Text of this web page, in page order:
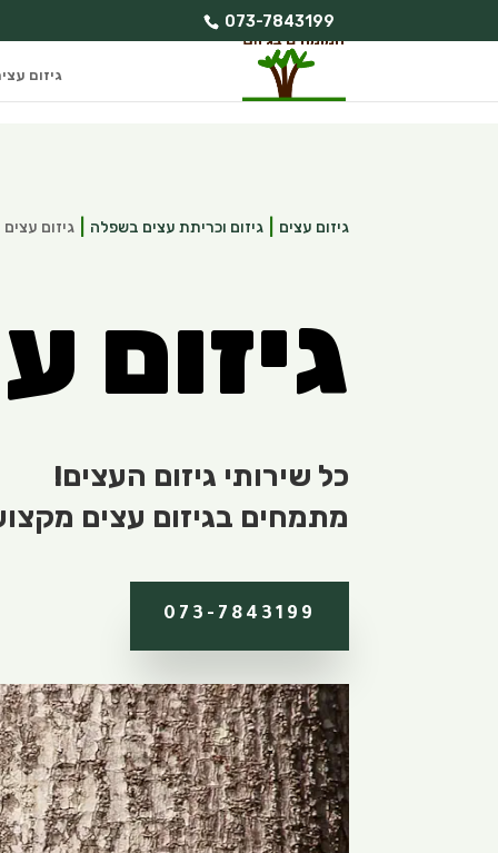
073-7843199
גיזום
גיזום עצים גיזום וכריתת עצים בשפלה גיזום
גיזום
כל שירותי גיזום העצים!
מתמחים בגיזום עצים
073-7843199